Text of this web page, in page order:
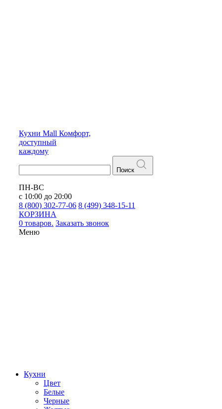
Кухни Mall Комфорт,
доступный
каждому
Поиск
ПН-ВС
с 10:00 до 20:00
8 (800) 302-77-06 8 (499) 348-15-11
КОРЗИНА
0 товаров. Заказать звонок
Меню
Кухни
Цвет
Белые
Черные